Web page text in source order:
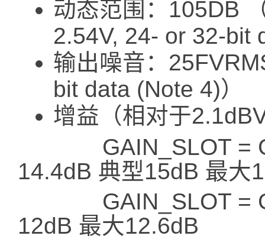
动态范围：105DB
2.54V, 24- or 32-bit
输出噪音：
bit data (Note 4)）
增益（相对于
GAIN_SLOT =
14.4dB 典型15dB 最大
GAIN_SLOT =
12dB 最大12.6dB